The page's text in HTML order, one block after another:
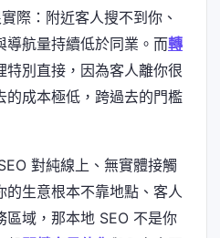
際：附近客人搜不到你、
導航量持續低於同業。而轉
特別直接，因為客人離你很
的成本極低，跨過去的門檻
對純線上、無實體接觸
的生意根本不靠地點、客人
區域，那本地 SEO 不是你